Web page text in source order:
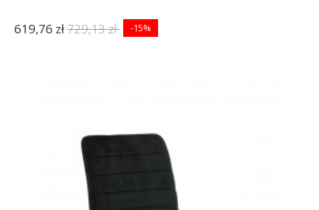
619,76 zł729,13 zł -15%